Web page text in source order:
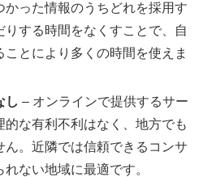
かった情報のうちどれを採用す
りする時間をなくすことで、自
とにより多くの時間を使えま
し – オンラインで提供するサー
的な有利不利はなく、地方でも
ん。近隣では信頼できるコンサ
ない地域に最適です。